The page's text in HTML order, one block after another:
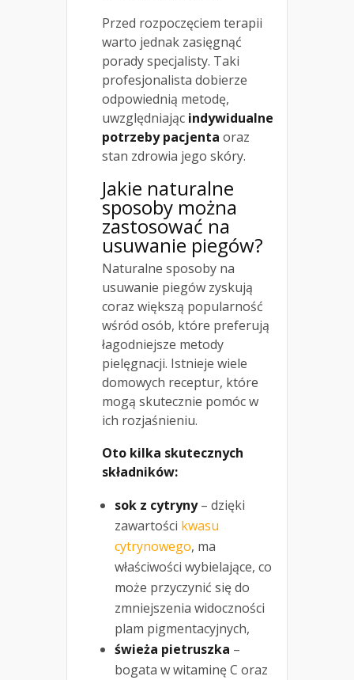
Przed rozpoczęciem terapii
warto jednak zasięgnąć
porady specjalisty. Taki
profesjonalista dobierze
odpowiednią metodę,
uwzględniając indywidualne
potrzeby pacjenta oraz
stan zdrowia jego skóry.
Jakie naturalne
sposoby można
zastosować na
usuwanie piegów?
Naturalne sposoby na
usuwanie piegów zyskują
coraz większą popularność
wśród osób, które preferują
łagodniejsze metody
pielęgnacji. Istnieje wiele
domowych receptur, które
mogą skutecznie pomóc w
ich rozjaśnieniu.
Oto kilka skutecznych
składników:
sok z cytryny– dzięki
zawartości kwasu
cytrynowego, ma
właściwości wybielające, co
może przyczynić się do
zmniejszenia widoczności
plam pigmentacyjnych,
świeża pietruszka –
bogata w witaminę C oraz